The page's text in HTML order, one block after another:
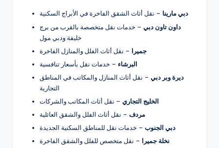
دبي مارينا – نقل أثاث الشقق الفاخرة في الأبراج السكنية
داون تاون دبي – خدمات نقل متخصصة بالقرب من برج
خليفة ودبي مول
جميرا – نقل أثاث الفلل والمنازل الفاخرة
البرشاء – خدمات نقل بأسعار تنافسية
ديرة وبر دبي – نقل أثاث المنازل والمكاتب في المناطق
التجارية
الخليج التجاري – نقل أثاث المكاتب والشركات
مردف – نقل أثاث الفلل والشقق العائلية
دبي الجنوب – خدمات نقل للمناطق السكنية الجديدة
نخلة جميرا – نقل متخصص للفلل والشقق الفاخرة